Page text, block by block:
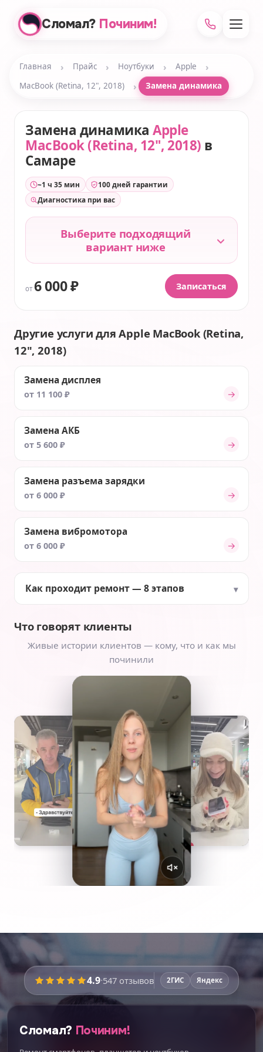
Сломал? Починим!
Главная › Прайс › Ноутбуки › Apple ›
MacBook (Retina, 12", 2018) › Замена динамика
Замена динамика Apple
MacBook (Retina, 12", 2018) в
Самаре
~1 ч 35 мин
100 дней гарантии
Диагностика при вас
Выберите подходящий
вариант ниже
от 6 000 ₽ Записаться
Другие услуги для Apple MacBook (Retina,
12", 2018)
Замена дисплея
от 11 100 ₽ →
Замена АКБ
от 5 600 ₽ →
Замена разъема зарядки
от 6 000 ₽ →
Замена вибромотора
от 6 000 ₽ →
Как проходит ремонт — 8 этапов
Что говорят клиенты
Живые истории клиентов — кому, что и как мы
починили
4.9·547 отзывов 2ГИС Яндекс
Сломал? Починим!